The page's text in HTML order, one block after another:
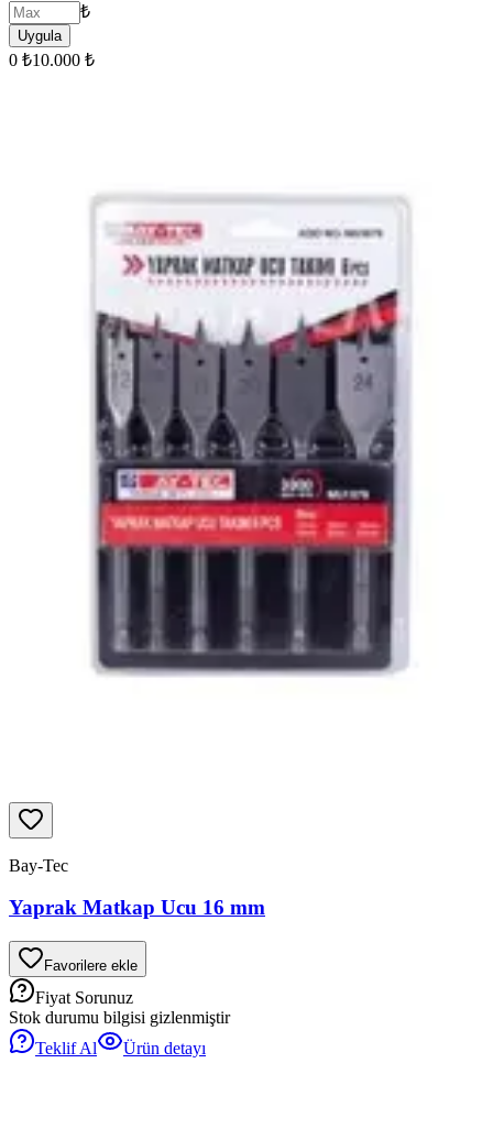
₺
Uygula
0 ₺10.000 ₺
Bay-Tec
Yaprak Matkap Ucu 16 mm
Favorilere ekle
Fiyat Sorunuz
Stok durumu bilgisi gizlenmiştir
Teklif Al
Ürün detayı